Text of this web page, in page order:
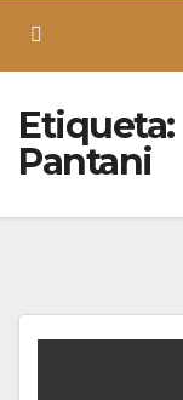
Etiqueta:
Pantani